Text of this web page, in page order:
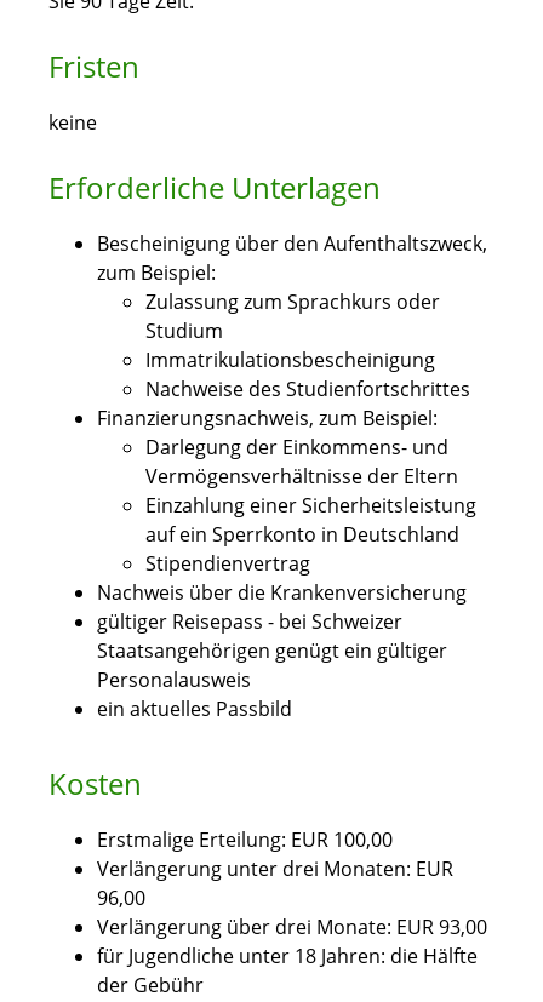
Fristen
keine
Erforderliche Unterlagen
Bescheinigung über den Aufenthaltszweck,
zum Beispiel:
Zulassung zum Sprachkurs oder
Studium
Immatrikulationsbescheinigung
Nachweise des Studienfortschrittes
Finanzierungsnachweis, zum Beispiel:
Darlegung der Einkommens- und
Vermögensverhältnisse der Eltern
Einzahlung einer Sicherheitsleistung
auf ein Sperrkonto in Deutschland
Stipendienvertrag
Nachweis über die Krankenversicherung
gültiger Reisepass - bei Schweizer
Staatsangehörigen genügt ein gültiger
Personalausweis
ein aktuelles Passbild
Kosten
Erstmalige Erteilung: EUR 100,00
Verlängerung unter drei Monaten: EUR
96,00
Verlängerung über drei Monate: EUR 93,00
für Jugendliche unter 18 Jahren: die Hälfte
der Gebühr